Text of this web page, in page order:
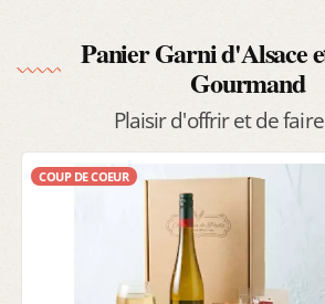
Panier Garni d'Alsace
Gourmand
Plaisir d'offrir et de
COUP DE COEUR